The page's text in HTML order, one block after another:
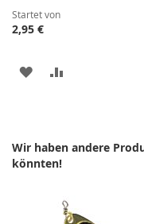
Startet von
2,95 €
ZUR
Wir haben andere
könnten!